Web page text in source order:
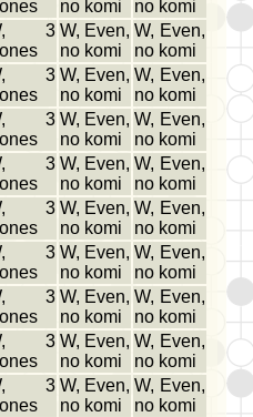
no komi
no komi
3 W, Even,
no komi
W, Even,
no komi
3 W, Even,
no komi
W, Even,
no komi
3 W, Even,
no komi
W, Even,
no komi
3 W, Even,
no komi
W, Even,
no komi
3 W, Even,
no komi
W, Even,
no komi
3 W, Even,
no komi
W, Even,
no komi
3 W, Even,
no komi
W, Even,
no komi
3 W, Even,
no komi
W, Even,
no komi
3 W, Even,
no komi
W, Even,
no komi